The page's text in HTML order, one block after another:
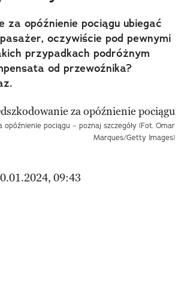
za opóźnienie pociągu ubiegać
oczywiście pod pewnymi
przypadkach podróżnym
od przewoźnika?
opóźnienie pociągu – poznaj szczegóły (Fot. Omar
Marques/Getty Images)
09:43
twitter
przyjaciela